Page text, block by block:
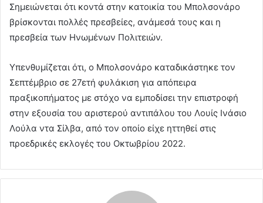
Σημειώνεται ότι κοντά στην κατοικία του Μπολσονάρο
βρίσκονται πολλές πρεσβείες, ανάμεσά τους και η
πρεσβεία των Ηνωμένων Πολιτειών.
Υπενθυμίζεται ότι, ο Μπολσονάρο καταδικάστηκε τον
Σεπτέμβριο σε 27ετή φυλάκιση για απόπειρα
πραξικοπήματος με στόχο να εμποδίσει την επιστροφή
στην εξουσία του αριστερού αντιπάλου του Λουίς Ινάσιο
Λούλα ντα Σίλβα, από τον οποίο είχε ηττηθεί στις
προεδρικές εκλογές του Οκτωβρίου 2022.